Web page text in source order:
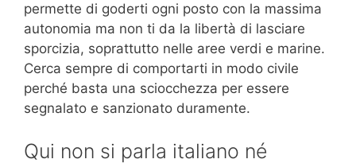
permette di goderti ogni posto con la massima
autonomia ma non ti da la libertà di lasciare
sporcizia, soprattutto nelle aree verdi e marine.
Cerca sempre di comportarti in modo civile
perché basta una sciocchezza per essere
segnalato e sanzionato duramente.
Qui non si parla italiano né